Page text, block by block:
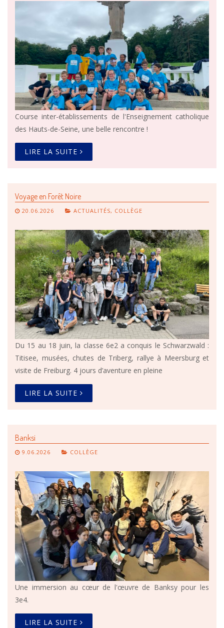
Course inter-établissements de l'Enseignement catholique
des Hauts-de-Seine, une belle rencontre !
LIRE LA SUITE
Voyage en Forêt Noire
20.06.2026 ACTUALITÉS, COLLÈGE
Du 15 au 18 juin, la classe 6e2 a conquis le Schwarzwald :
Titisee, musées, chutes de Triberg, rallye à Meersburg et
visite de Freiburg. 4 jours d’aventure en pleine
LIRE LA SUITE
Banksi
9.06.2026 COLLÈGE
Une immersion au cœur de l'œuvre de Banksy pour les
3e4.
LIRE LA SUITE